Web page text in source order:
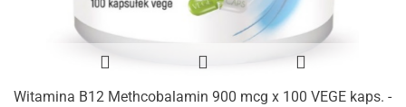
Witamina B12 Methcobalamin 900 mcg x 100 VEGE kaps. -